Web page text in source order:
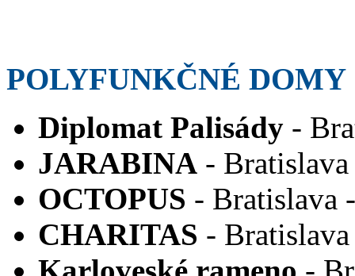
POLYFUNKČNÉ DOMY
Diplomat Palisády -
JARABINA -
OCTOPUS - Bratislava
CHARITAS -